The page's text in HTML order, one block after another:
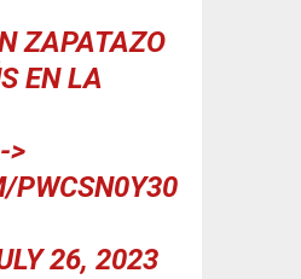
ZAPATAZO
EN LA
>
PWCSN0Y30
26, 2023